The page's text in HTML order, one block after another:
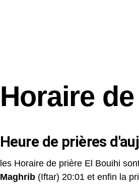
Horaire
Heure de prières
les Horaire de prière El Bouihi
Maghrib (Iftar) 20:01 et enfin la